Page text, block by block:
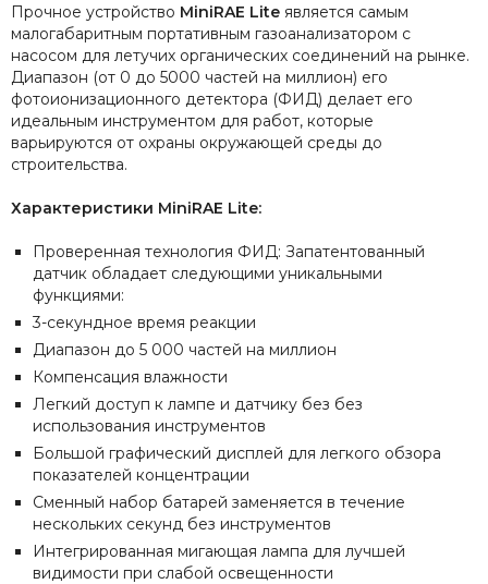
Прочное устройство MiniRAE Lite является самым
малогабаритным портативным газоанализатором с
насосом для летучих органических соединений на рынке.
Диапазон (от 0 до 5000 частей на миллион) его
фотоионизационного детектора (ФИД) делает его
идеальным инструментом для работ, которые
варьируются от охраны окружающей среды до
строительства.
Характеристики MiniRAE Lite:
Проверенная технология ФИД: Запатентованный
датчик обладает следующими уникальными
функциями:
3-секундное время реакции
Диапазон до 5 000 частей на миллион
Компенсация влажности
Легкий доступ к лампе и датчику без без
использования инструментов
Большой графический дисплей для легкого обзора
показателей концентрации
Сменный набор батарей заменяется в течение
нескольких секунд без инструментов
Интегрированная мигающая лампа для лучшей
видимости при слабой освещенности